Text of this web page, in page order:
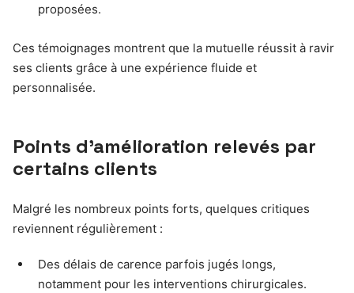
proposées.
Ces témoignages montrent que la mutuelle réussit à ravir
ses clients grâce à une expérience fluide et
personnalisée.
Points d’amélioration relevés par
certains clients
Malgré les nombreux points forts, quelques critiques
reviennent régulièrement :
Des délais de carence parfois jugés longs,
notamment pour les interventions chirurgicales.